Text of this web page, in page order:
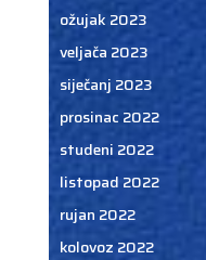
ožujak 2023
veljača 2023
siječanj 2023
prosinac 2022
studeni 2022
listopad 2022
rujan 2022
kolovoz 2022